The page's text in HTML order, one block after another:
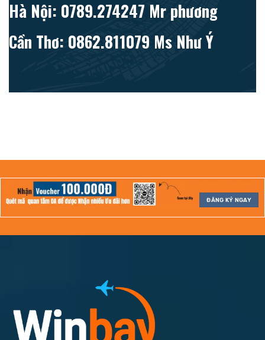
Hà Nội: 0789.274247 Mr phương
Cần Thơ: 0862.811079 Ms Như Ý
ĐĂNG KÝ NGAY